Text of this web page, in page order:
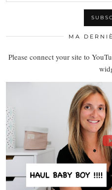
MA
Please connect your site to